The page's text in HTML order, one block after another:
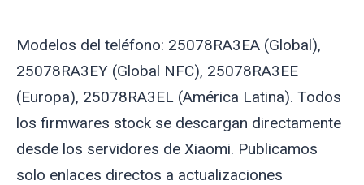
Modelos del teléfono: 25078RA3EA (Global),
25078RA3EY (Global NFC), 25078RA3EE
(Europa), 25078RA3EL (América Latina). Todos
los firmwares stock se descargan directamente
desde los servidores de Xiaomi. Publicamos
solo enlaces directos a actualizaciones